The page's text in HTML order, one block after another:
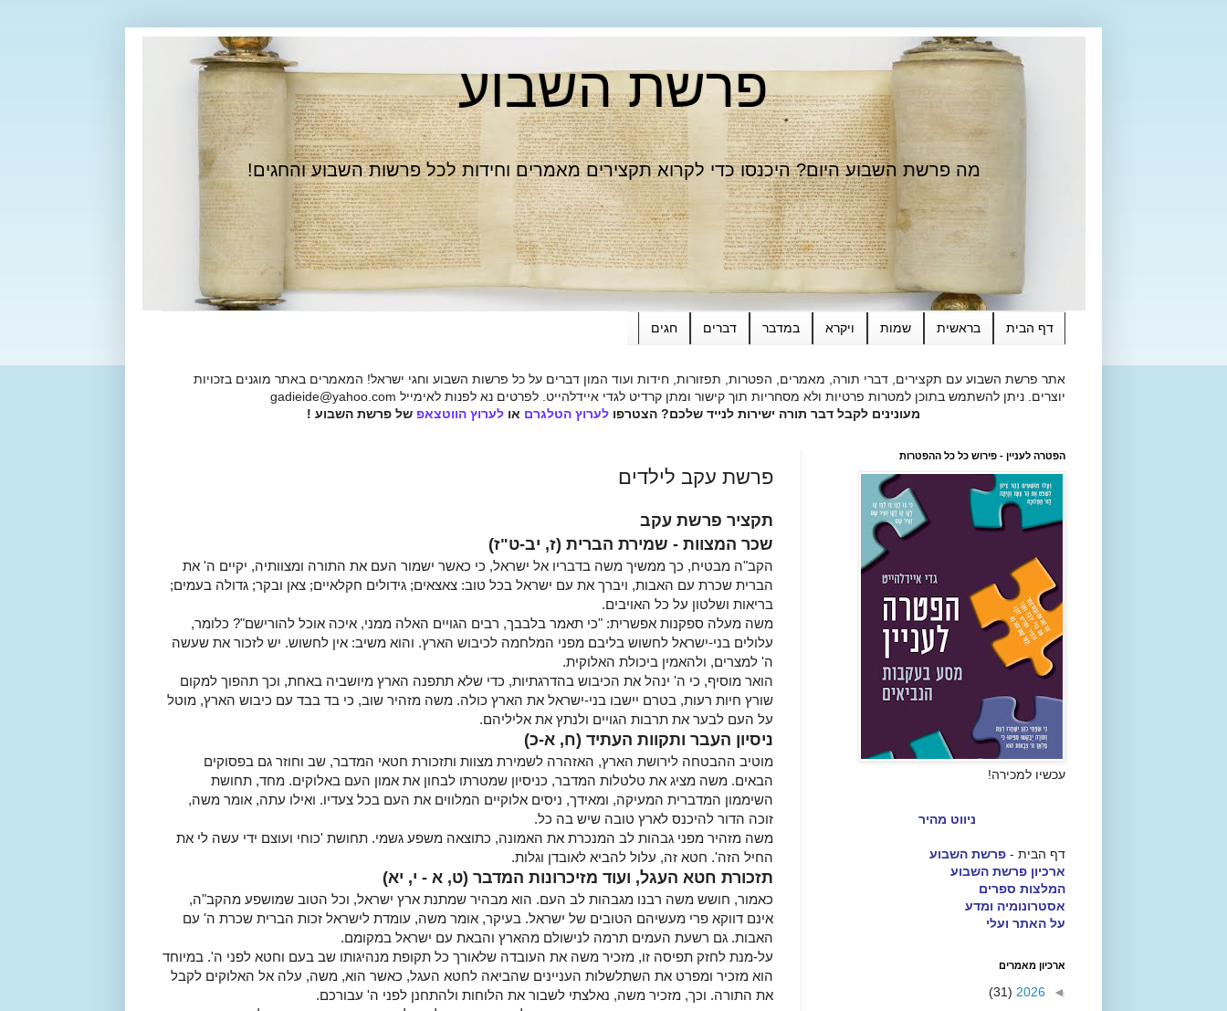
פרשת השבוע
מה פרשת השבוע היום? היכנסו כדי לקרוא תקצירים מאמרים וחידות לכל פרשות השבוע והחגים!
דף הבית בראשית שמות ויקרא במדבר דברים חגים
אתר פרשת השבוע עם תקצירים, דברי תורה, מאמרים, הפטרות, תפזורות, חידות ועוד המון דברים על כל פרשות השבוע וחגי ישראל! המאמרים באתר מוגנים בזכויות
יוצרים. ניתן להשתמש בתוכן למטרות פרטיות ולא מסחריות תוך קישור ומתן קרדיט לגדי איידלהייט. לפרטים נא לפנות לאימייל gadieide@yahoo.com
מעונינים לקבל דבר תורה ישירות לנייד שלכם? הצטרפו לערוץ הטלגרם או לערוץ הווטצאפ של פרשת השבוע !
פרשת עקב לילדים
תקציר פרשת עקב
שכר המצוות - שמירת הברית (ז, יב-ט"ז)
הקב"ה מבטיח, כך ממשיך משה בדבריו אל ישראל, כי כאשר ישמור העם את התורה ומצוותיה, יקיים ה' את
הברית שכרת עם האבות, ויברך את עם ישראל בכל טוב: צאצאים; גידולים חקלאיים; צאן ובקר; גדולה בעמים;
בריאות ושלטון על כל האויבים.
משה מעלה ספקנות אפשרית: "כי תאמר בלבבך, רבים הגויים האלה ממני, איכה אוכל להורישם"? כלומר,
עלולים בני-ישראל לחשוש בליבם מפני המלחמה לכיבוש הארץ. והוא משיב: אין לחשוש. יש לזכור את שעשה
ה' למצרים, ולהאמין ביכולת האלוקית.
הואר מוסיף, כי ה' ינהל את הכיבוש בהדרגתיות, כדי שלא תתפנה הארץ מיושביה באחת, וכך תהפוך למקום
שורץ חיות רעות, בטרם יישבו בני-ישראל את הארץ כולה. משה מזהיר שוב, כי בד בבד עם כיבוש הארץ, מוטל
על העם לבער את תרבות הגויים ולנתץ את אליליהם.
ניסיון העבר ותקוות העתיד (ח, א-כ)
מוטיב ההבטחה לירושת הארץ, האזהרה לשמירת מצוות ותזכורת חטאי המדבר, שב וחוזר גם בפסוקים
הבאים. משה מציג את טלטלות המדבר, כניסיון שמטרתו לבחון את אמון העם באלוקים. מחד, תחושת
השיממון המדברית המעיקה, ומאידך, ניסים אלוקיים המלווים את העם בכל צעדיו. ואילו עתה, אומר משה,
זוכה הדור להיכנס לארץ טובה שיש בה כל.
משה מזהיר מפני גבהות לב המנכרת את האמונה, כתוצאה משפע גשמי. תחושת 'כוחי ועוצם ידי עשה לי את
החיל הזה'. חטא זה, עלול להביא לאובדן וגלות.
תזכורת חטא העגל, ועוד מזיכרונות המדבר (ט, א - י, יא)
כאמור, חושש משה רבנו מגבהות לב העם. הוא מבהיר שמתנת ארץ ישראל, וכל הטוב שמושפע מהקב"ה,
אינם דווקא פרי מעשיהם הטובים של ישראל. בעיקר, אומר משה, עומדת לישראל זכות הברית שכרת ה' עם
האבות. גם רשעת העמים תרמה לנישולם מהארץ והבאת עם ישראל במקומם.
על-מנת לחזק תפיסה זו, מזכיר משה את העובדה שלאורך כל תקופת מנהיגותו שב בעם וחטא לפני ה'. במיוחד
הוא מזכיר ומפרט את השתלשלות העניינים שהביאה לחטא העגל, כאשר הוא, משה, עלה אל האלוקים לקבל
את התורה. וכך, מזכיר משה, נאלצתי לשבור את הלוחות ולהתחנן לפני ה' עבורכם.
הפטרה לעניין - פירוש כל כל ההפטרות
עכשיו למכירה!
ניווט מהיר
דף הבית - פרשת השבוע
ארכיון פרשת השבוע
המלצות ספרים
אסטרונומיה ומדע
על האתר ועלי
ארכיון מאמרים
◄
2026
(31)